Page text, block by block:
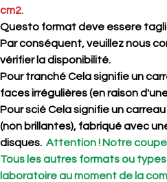
cm2.
Questo format deve essere
Par conséquent, veuillez nous
vérifier la disponibilité.
PourtranchéCela signifie un
faces irrégulières (en raison
PoursciéCela signifie un
(non brillantes), fabriqué avec
disques. Attention ! Notre
Tous les autres formats ou
laboratoire au moment de la